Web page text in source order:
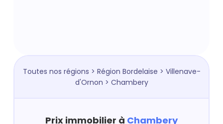
Toutes nos régions > Région Bordelaise > Villenave-
d'Ornon > Chambery
Prix immobilier à Chambery